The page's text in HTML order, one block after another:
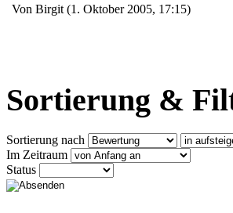
Von Birgit (1. Oktober 2005, 17:15)
Sortierung &
Sortierung nach
Im Zeitraum
Status